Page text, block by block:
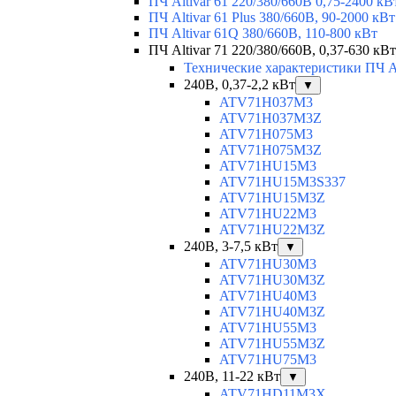
ПЧ Altivar 61 Plus 380/660В, 90-2000 кВт
ПЧ Altivar 61Q 380/660В, 110-800 кВт
ПЧ Altivar 71 220/380/660В, 0,37-630 кВт
Технические характеристики ПЧ
240В, 0,37-2,2 кВт
▼
ATV71H037M3
ATV71H037M3Z
ATV71H075M3
ATV71H075M3Z
ATV71HU15M3
ATV71HU15M3S337
ATV71HU15M3Z
ATV71HU22M3
ATV71HU22M3Z
240В, 3-7,5 кВт
▼
ATV71HU30M3
ATV71HU30M3Z
ATV71HU40M3
ATV71HU40M3Z
ATV71HU55M3
ATV71HU55M3Z
ATV71HU75M3
240В, 11-22 кВт
▼